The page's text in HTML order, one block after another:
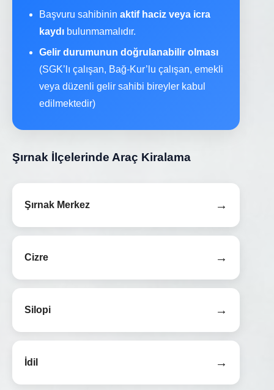
Başvuru sahibinin aktif haciz veya icra
kaydı bulunmamalıdır.
Gelir durumunun doğrulanabilir olması
(SGK’lı çalışan, Bağ-Kur’lu çalışan, emekli
veya düzenli gelir sahibi bireyler kabul
edilmektedir)
Şırnak İlçelerinde Araç Kiralama
Şırnak Merkez →
Cizre →
Silopi →
İdil →